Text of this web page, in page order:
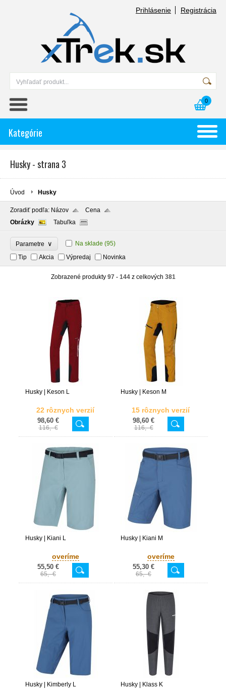
Prihlásenie Registrácia
0
Kategórie
Husky - strana 3
Úvod Husky
Zoradiť podľa: Názov
Cena
Obrázky
Tabuľka
Parametre ∨ Na sklade (95)
Tip
Akcia Výpredaj Novinka
Zobrazené produkty 97 - 144z celkových 381
Husky | Keson L
22 rôznych verzií
98,60 €
116,- €
Husky | Keson M
15 rôznych verzií
98,60 €
116,- €
Husky | Kiani L
overíme
55,50 €
65,- €
Husky | Kiani M
overíme
55,30 €
65,- €
Husky | Kimberly L Husky | Klass K